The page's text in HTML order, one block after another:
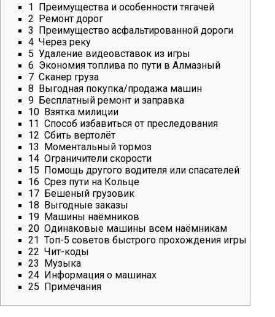
1 Преимущества и особенности тягачей
2 Ремонт дорог
3 Преимущество асфальтированной дороги
4 Через реку
5 Удаление видеовставок из игры
6 Экономия топлива по пути в Алмазный
7 Сканер груза
8 Выгодная покупка/продажа машин
9 Бесплатный ремонт и заправка
10 Взятка милиции
11 Способ избавиться от преследования
12 Сбить вертолёт
13 Моментальный тормоз
14 Ограничители скорости
15 Помощь другого водителя или спасателей
16 Срез пути на Кольце
17 Бешеный грузовик
18 Выгодные заказы
19 Машины наёмников
20 Одинаковые машины всем наёмникам
21 Топ-5 советов быстрого прохождения игры
22 Чит-коды
23 Музыка
24 Информация о машинах
25 Примечания